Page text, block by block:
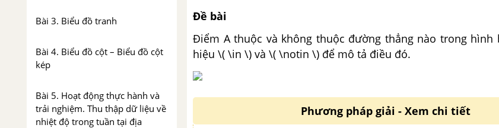
Bài 3. Biểu đồ tranh
Bài 4. Biểu đồ cột – Biểu đồ cột
kép
Bài 5. Hoạt động thực hành và
trải nghiệm. Thu thập dữ liệu về
nhiệt độ trong tuần tại địa
Đề bài
Điểm A thuộc và không thuộc đường thẳng nào trong hình
hiệu \( \in \) và \( \notin \) để mô tả điều đó.
Phương pháp giải - Xem chi tiết